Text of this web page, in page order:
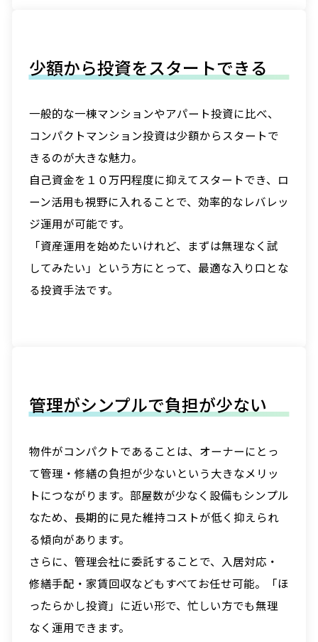
少額から投資をスタートできる
一般的な一棟マンションやアパート投資に比べ、
コンパクトマンション投資は少額からスタートで
きるのが大きな魅力。
自己資金を１０万円程度に抑えてスタートでき、ロ
ーン活用も視野に入れることで、効率的なレバレッ
ジ運用が可能です。
「資産運用を始めたいけれど、まずは無理なく試
してみたい」という方にとって、最適な入り口とな
る投資手法です。
管理がシンプルで負担が少ない
物件がコンパクトであることは、オーナーにとっ
て管理・修繕の負担が少ないという大きなメリッ
トにつながります。部屋数が少なく設備もシンプル
なため、長期的に見た維持コストが低く抑えられ
る傾向があります。
さらに、管理会社に委託することで、入居対応・
修繕手配・家賃回収などもすべてお任せ可能。「ほ
ったらかし投資」に近い形で、忙しい方でも無理
なく運用できます。